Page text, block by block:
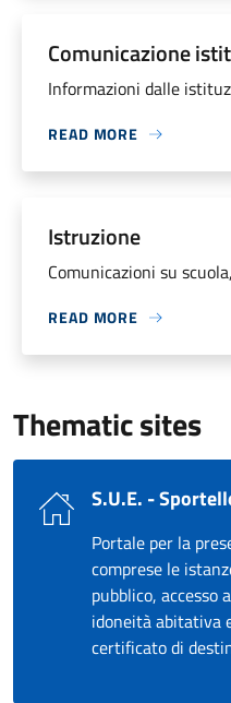
Comunicazione
Informazioni dalle
READ MORE
Istruzione
Comunicazioni su
READ MORE
Thematic sites
S.U.E. -
Portale per la
comprese le
pubblico,
idoneità abitativa
certificato di